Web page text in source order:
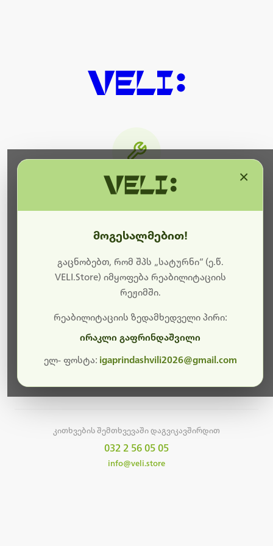
ბოდიშს გიხდით შეფერხებისთვის. ამჟამად
მიმდინარეობს საიტის განახლება და ტექნიკური
სამუშაოები.
მალე ისევ ხელმისაწვდომი იქნება. გმადლობთ
კითხვების შემთხვევაში დაგვიკავშირდით
032 2 56 05 05
info@veli.store
მოგესალმებით!
გაცნობებთ, რომ შპს „სატურნი“ (ე.წ.
VELI.Store) იმყოფება რეაბილიტაციის
რეჟიმში.
რეაბილიტაციის ზედამხედველი პირი:
ირაკლი გაფრინდაშვილი
ელ- ფოსტა: igaprindashvili2026@gmail.com
×